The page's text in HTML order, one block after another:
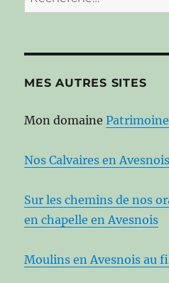
pour :
MES AUTRES SITES
Mon domaine
Nos Calvaires en Avesnois
Sur les chemins de nos
en chapelle en Avesnois
Moulins en Avesnois au